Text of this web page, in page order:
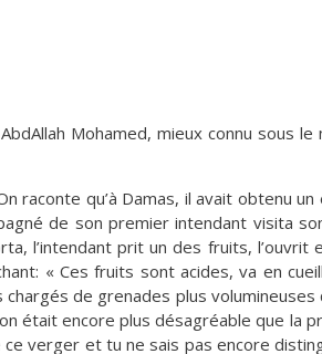
Mohamed, mieux connu sous
raconte qu’à Damas, il avait obtenu
de son premier intendant visita
l’intendant prit un des fruits,
« Ces fruits sont acides, va en
de grenades plus volumineuses
était encore plus désagréable que la
verger et tu ne sais pas encore